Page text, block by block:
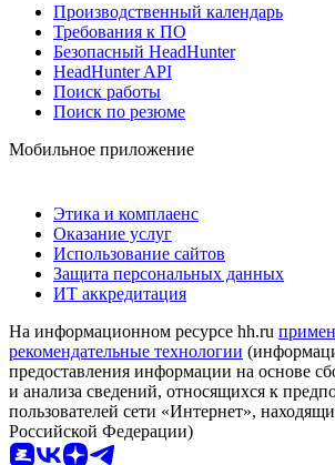
Производственный календарь
Требования к ПО
Безопасный HeadHunter
HeadHunter API
Поиск работы
Поиск по резюме
Мобильное приложение
Этика и комплаенс
Оказание услуг
Использование сайтов
Защита персональных данных
ИТ аккредитация
На информационном ресурсе hh.ru
рекомендательные технологии
предоставления информации на основе
и анализа сведений, относящихся к
пользователей сети «Интернет»,
Российской Федерации)